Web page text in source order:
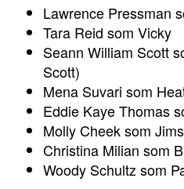
Lawrence Pressman
Tara Reid som Vicky
Seann William Scott
Scott)
Mena Suvari som
Eddie Kaye Thomas
Molly Cheek som
Christina Milian som
Woody Schultz som